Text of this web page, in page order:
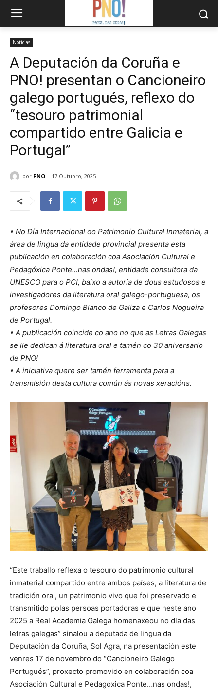
Notícias
A Deputación da Coruña e
PNO! presentan o Cancioneiro
galego portugués, reflexo do
“tesouro patrimonial
compartido entre Galicia e
Portugal”
por PNO 17 Outubro, 2025
• No Día Internacional do Patrimonio Cultural Inmaterial, a
área de lingua da entidade provincial presenta esta
publicación en colaboración coa Asociación Cultural e
Pedagóxica Ponte…nas ondas!, entidade consultora da
UNESCO para o PCI, baixo a autoría de dous estudosos e
investigadores da literatura oral galego-portuguesa, os
profesores Domingo Blanco de Galiza e Carlos Nogueira
de Portugal.
• A publicación coincide co ano no que as Letras Galegas
se lle dedican á literatura oral e tamén co 30 aniversario
de PNO!
• A iniciativa quere ser tamén ferramenta para a
transmisión desta cultura común ás novas xeracións.
“Este traballo reflexa o tesouro do patrimonio cultural
inmaterial compartido entre ambos países, a literatura de
tradición oral, un patrimonio vivo que foi preservado e
transmitido polas persoas portadoras e que neste ano
2025 a Real Academia Galega homenaxeou no día das
letras galegas” sinalou a deputada de lingua da
Deputación da Coruña, Sol Agra, na presentación este
venres 17 de novembro do “Cancioneiro Galego
Portugués”, proxecto promovido en colaboración coa
Asociación Cultural e Pedagóxica Ponte…nas ondas!,